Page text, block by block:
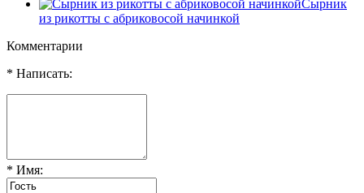
Сырник
из рикотты с абриковосой начинкой
Комментарии
* Написать:
* Имя: